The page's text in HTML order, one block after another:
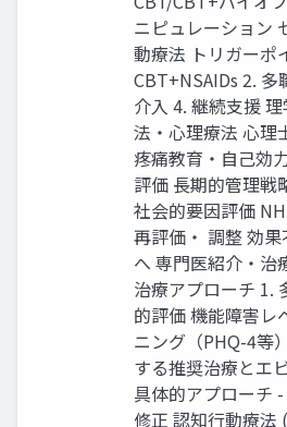
ニピュレーション
動療法 トリガーポ
CBT+NSAIDs 2. 多
介⼊ 4. 継続⽀援
法‧⼼理療法 ⼼
疼痛教育‧⾃⼰効
評価 ⻑期的管理
社会的要因評価
再評価‧ 調整 効果
へ 専⾨医紹介‧治
治療アプローチ 1.
的評価 機能障害レ
ニング（PHQ-4等
する推奨治療とエ
具体的アプローチ
修正 認知⾏動療法